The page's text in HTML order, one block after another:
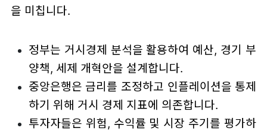
을 미칩니다.
정부는 거시경제 분석을 활용하여 예산, 경기 부
양책, 세제 개혁안을 설계합니다.
중앙은행은 금리를 조정하고 인플레이션을 통제
하기 위해 거시 경제 지표에 의존합니다.
투자자들은 위험, 수익률 및 시장 주기를 평가하